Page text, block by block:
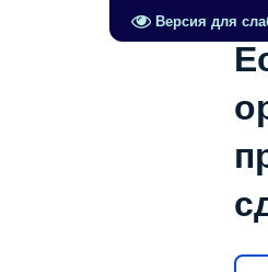
Версия для